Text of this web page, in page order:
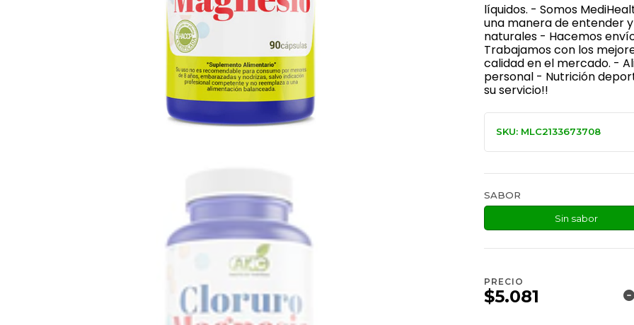
líquidos. - Somos
una manera de entender
naturales - Hacemos
Trabajamos con los
calidad en el mercado. -
personal - Nutrición
su servicio!!
SKU: MLC2133673708
SABOR
Sin sabor
PRECIO
$5.081